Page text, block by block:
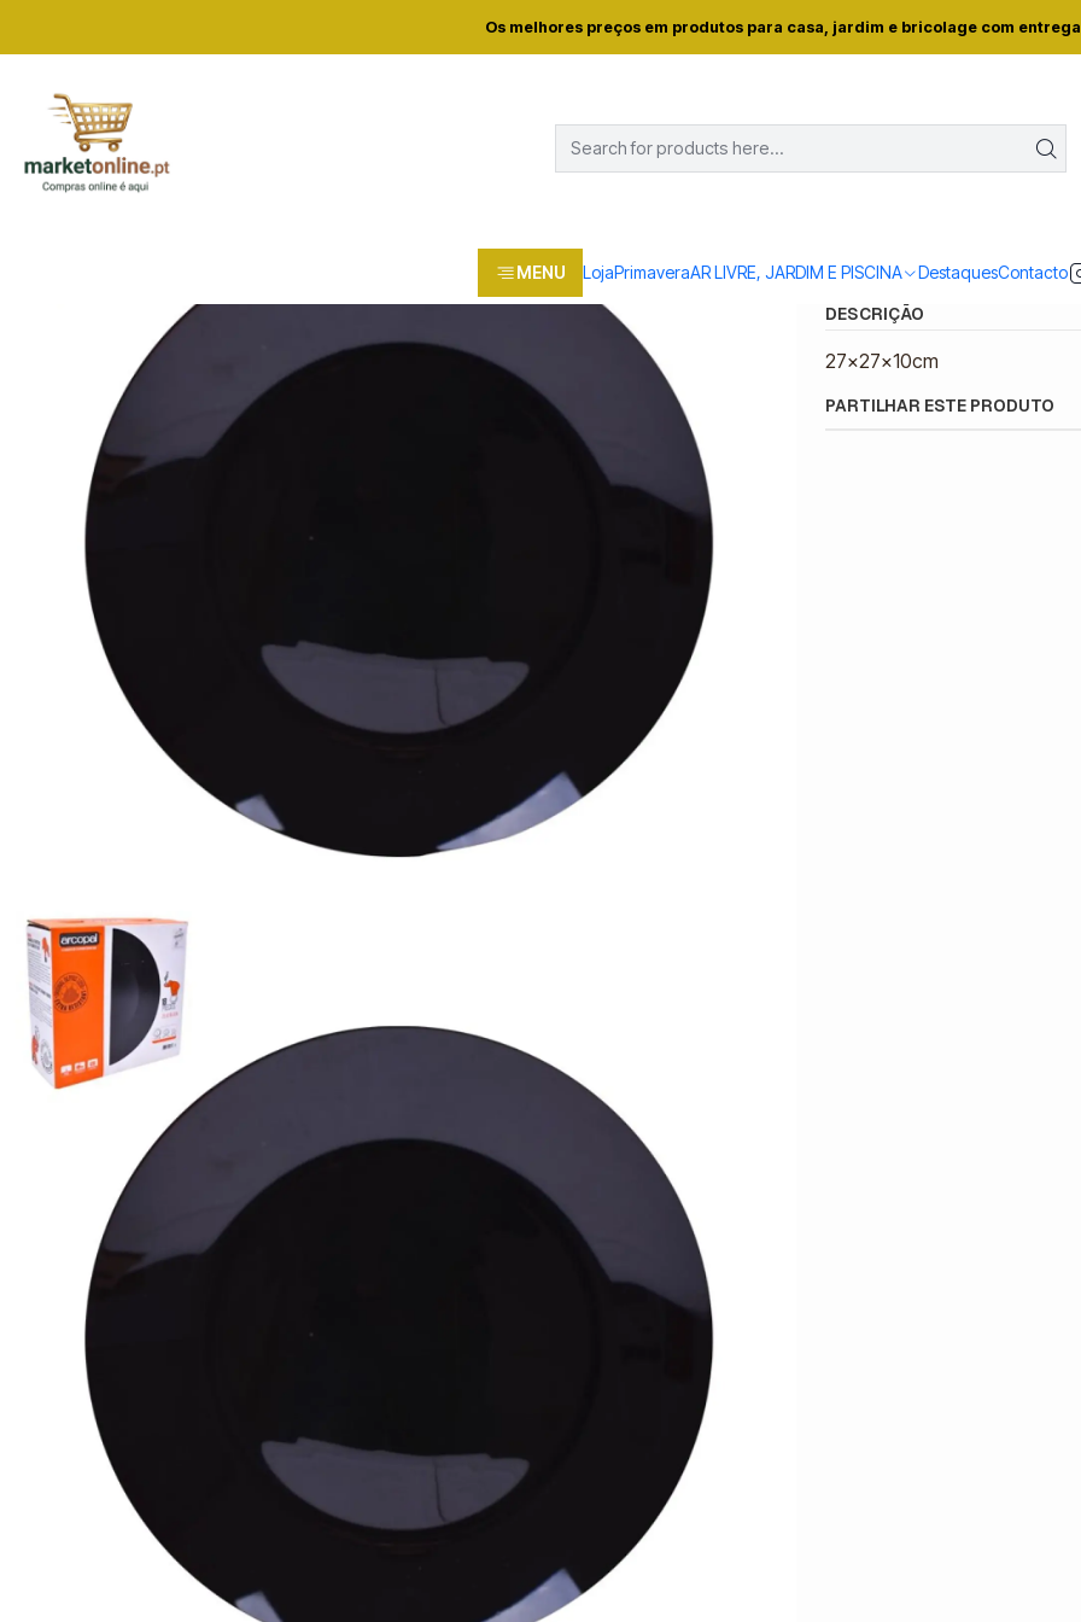
MENU LojaPrimaveraAR LIVRE, JARDIM E PISCINA DestaquesContacto
Os melhores preços em produtos para casa, jardim e bricolage com
Home Loja Casa e conforto COZINHA Pratos SERVIÇO JANTAR 18PÇS
SERVIÇO JANTAR
Mostrar stock das
DESCRIÇÃO
27x27x10cm
PARTILHAR ESTE PRODUTO